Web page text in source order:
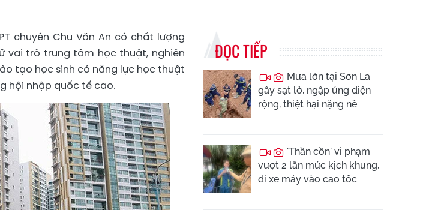
chuyên Chu Văn An có chất lượng
vai trò trung tâm học thuật, nghiên
tạo học sinh có năng lực học thuật
hội nhập quốc tế cao.
ĐỌC TIẾP
Mưa lớn tại Sơn La
gây sạt lở, ngập úng diện
rộng, thiệt hại nặng nề
'Thần cồn' vi phạm
vượt 2 lần mức kịch khung,
đi xe máy vào cao tốc